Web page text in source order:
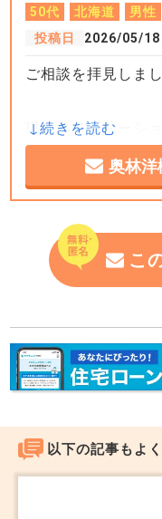
資材高騰は本当の
てください。
800万円が1,000万
ただ大事なのは、
じ立地の築浅・新
それでも差がある
購入前に一つだけ
リノベの上限額を
とを業者に整理し
「買ってから費用
です。
立地は後から変え
50代 北海道 男性
投稿日
2026/05/18
ご相談を拝見しまし
現在のリノベーシ
は、「物件価格」
の高騰」「金利動
め、相談者様と同
です。
そのため、重要な
ル可能か」という
が落ちるため、キ
決め、発注した場
契約締結前に施工
もりの精度もあが
奥林洋
こ
以下の記事もよ